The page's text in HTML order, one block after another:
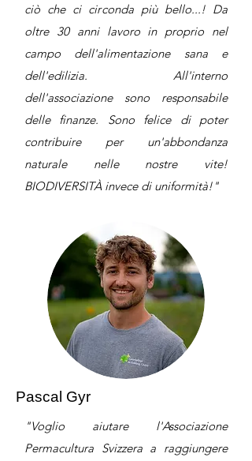
ciò che ci circonda più bello...! Da
oltre 30 anni lavoro in proprio nel
campo dell'alimentazione sana e
dell'edilizia. All'interno
dell'associazione sono responsabile
delle finanze. Sono felice di poter
contribuire per un'abbondanza
naturale nelle nostre vite!
BIODIVERSITÀ invece di uniformità!"
Pascal Gyr
"Voglio aiutare l'Associazione
Permacultura Svizzera a raggiungere